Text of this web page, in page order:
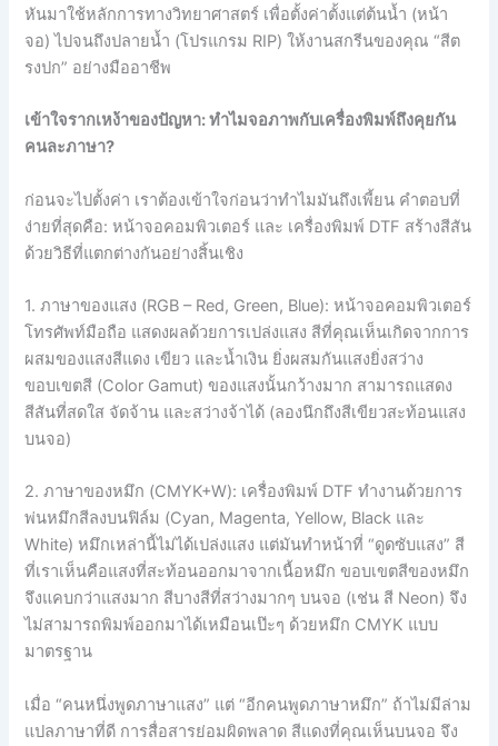
หันมาใช้หลักการทางวิทยาศาสตร์ เพื่อตั้งค่าตั้งแต่ต้นน้ำ (หน้า
จอ) ไปจนถึงปลายน้ำ (โปรแกรม RIP) ให้งานสกรีนของคุณ “สีต
รงปก” อย่างมืออาชีพ
เข้าใจรากเหง้าของปัญหา: ทำไมจอภาพกับเครื่องพิมพ์ถึงคุยกัน
คนละภาษา?
ก่อนจะไปตั้งค่า เราต้องเข้าใจก่อนว่าทำไมมันถึงเพี้ยน คำตอบที่
ง่ายที่สุดคือ: หน้าจอคอมพิวเตอร์ และ เครื่องพิมพ์ DTF สร้างสีสัน
ด้วยวิธีที่แตกต่างกันอย่างสิ้นเชิง
1. ภาษาของแสง (RGB – Red, Green, Blue): หน้าจอคอมพิวเตอร์
โทรศัพท์มือถือ แสดงผลด้วยการเปล่งแสง สีที่คุณเห็นเกิดจากการ
ผสมของแสงสีแดง เขียว และน้ำเงิน ยิ่งผสมกันแสงยิ่งสว่าง
ขอบเขตสี (Color Gamut) ของแสงนั้นกว้างมาก สามารถแสดง
สีสันที่สดใส จัดจ้าน และสว่างจ้าได้ (ลองนึกถึงสีเขียวสะท้อนแสง
บนจอ)
2. ภาษาของหมึก (CMYK+W): เครื่องพิมพ์ DTF ทำงานด้วยการ
พ่นหมึกสีลงบนฟิล์ม (Cyan, Magenta, Yellow, Black และ
White) หมึกเหล่านี้ไม่ได้เปล่งแสง แต่มันทำหน้าที่ “ดูดซับแสง” สี
ที่เราเห็นคือแสงที่สะท้อนออกมาจากเนื้อหมึก ขอบเขตสีของหมึก
จึงแคบกว่าแสงมาก สีบางสีที่สว่างมากๆ บนจอ (เช่น สี Neon) จึง
ไม่สามารถพิมพ์ออกมาได้เหมือนเป๊ะๆ ด้วยหมึก CMYK แบบ
มาตรฐาน
เมื่อ “คนหนึ่งพูดภาษาแสง” แต่ “อีกคนพูดภาษาหมึก” ถ้าไม่มีล่าม
แปลภาษาที่ดี การสื่อสารย่อมผิดพลาด สีแดงที่คุณเห็นบนจอ จึง